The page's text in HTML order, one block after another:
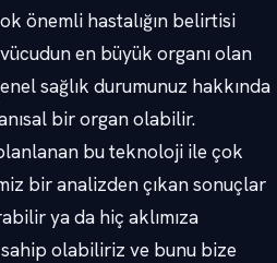
önemli hastalığın belirtisi
en büyük organı olan
sağlık durumunuz hakkında
bir organ olabilir.
bu teknoloji ile çok
bir analizden çıkan sonuçlar
ya da hiç aklımıza
olabiliriz ve bunu bize